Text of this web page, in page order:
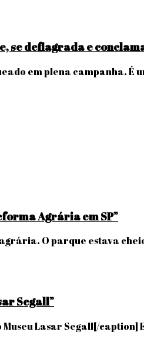
se deflagrada e
em plena campanha. É
Agrária em SP”
O parque estava
Segall”
Lasar Segall[/